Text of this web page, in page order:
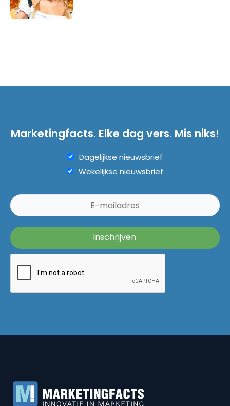
Marketingfacts. Elke dag vers. Mis niks!
Dagelijkse nieuwsbrief
Wekelijkse nieuwsbrief